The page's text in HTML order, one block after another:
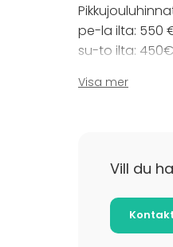
Pikkujouluhinnat
pe-la ilta: 550
su-to ilta: 450€
Visa mer
Vill du